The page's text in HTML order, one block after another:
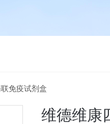
免疫试剂盒
维德维康